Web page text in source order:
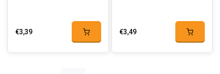
€3,39 €3,49